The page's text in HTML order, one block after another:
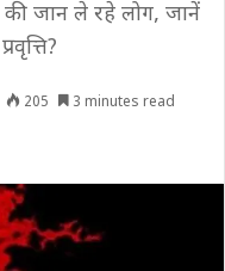
जान ले रहे लोग, जानें
205 3 minutes read